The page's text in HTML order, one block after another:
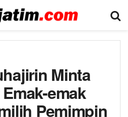
Minta
emak
Pemimpin